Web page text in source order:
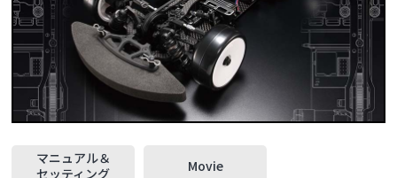
マニュアル＆
セッティング
Movie